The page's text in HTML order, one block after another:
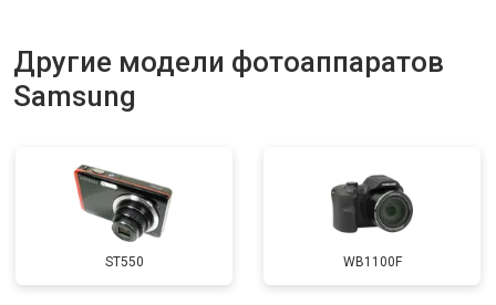
Другие модели фотоаппаратов
Samsung
ST550 WB1100F